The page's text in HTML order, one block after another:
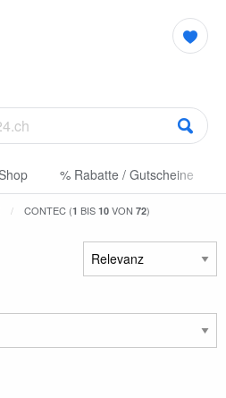
% Rabatte / Gutscheine
CONTEC (1 BIS 10 VON 72)